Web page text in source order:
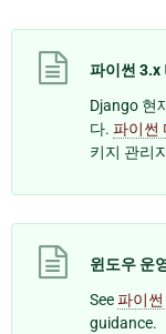
파이썬 3.x
Django 현
다. 파이썬
키지 관리
윈도우 운
See파이썬
guidance.